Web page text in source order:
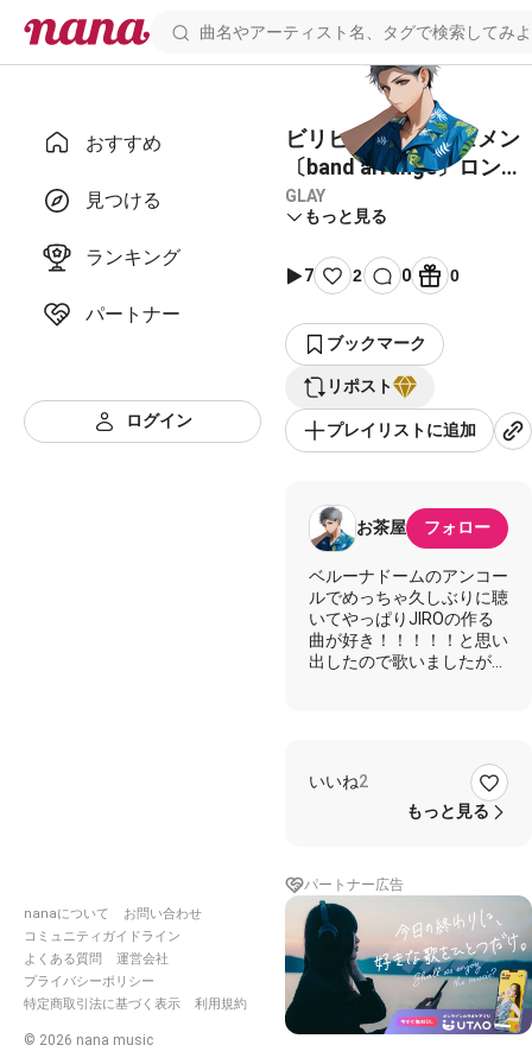
おすすめ
見つける
ランキング
パートナー
ログイン
nanaについて
お問い合わせ
コミュニティガイドライン
よくある質問
運営会社
プライバシーポリシー
特定商取引法に基づく表示
利用規約
© 2026 nana music
ビリビリクラッシュメン
〔band arrange〕ロング
ver.
GLAY
もっと見る
7 2 0 0
ブックマーク
リポスト
プレイリストに追加
お茶屋 フォロー
ベルーナドームのアンコー
ルでめっちゃ久しぶりに聴
いてやっぱりJIROの作る
曲が好き！！！！！と思い
出したので歌いましたが、
マもどっかで撮りたい
な！！
かっこいい曲だな、と思っ
①
降りそそぐトラブルを食っ
て太りだした
欲望は果てしなく人を不眠
にした
心は今 病んでいると たや
すく口にする
いいね2
もっと見る
パートナー広告